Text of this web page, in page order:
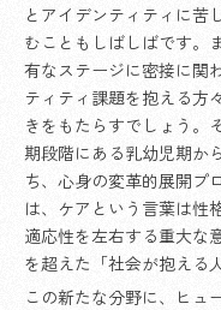
とアイデンティティに苦
むこともしばしばです。
有なステージに密接に関
ティティ課題を抱える方
きをもたらすでしょう。
期段階にある乳幼児期か
ち、心身の変革的展開プ
は、ケアという言葉は性
適応性を左右する重大な
を超えた「社会が抱える
この新たな分野に、ヒュ